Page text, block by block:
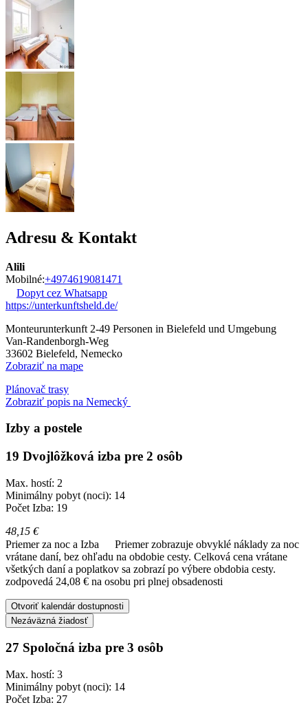
Adresu & Kontakt
Alili
Mobilné:+4974619081471
Dopyt cez Whatsapp
https://unterkunftsheld.de/
Monteurunterkunft 2-49 Personen in Bielefeld und Umgebung
Van-Randenborgh-Weg
33602 Bielefeld, Nemecko
Zobraziť na mape
Plánovač trasy
Zobraziť popis na Nemecký
Izby a postele
19 Dvojlôžková izba pre 2 osôb
Max. hostí: 2
Minimálny pobyt (noci): 14
Počet Izba: 19
48,15 €
Priemer za noc a Izba
Priemer zobrazuje obvyklé náklady za noc
vrátane daní, bez ohľadu na obdobie cesty. Celková cena vrátane
všetkých daní a poplatkov sa zobrazí po výbere obdobia cesty.
zodpovedá 24,08 € na osobu pri plnej obsadenosti
Otvoriť kalendár dostupnosti
Nezáväzná žiadosť
27 Spoločná izba pre 3 osôb
Max. hostí: 3
Minimálny pobyt (noci): 14
Počet Izba: 27